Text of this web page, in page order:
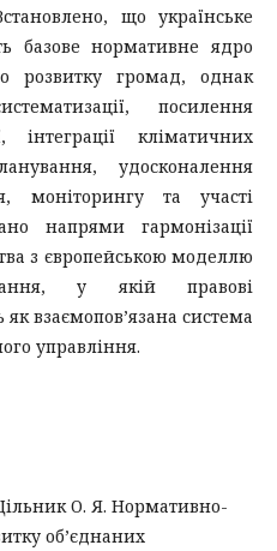
що українське
базове нормативне ядро
розвитку громад, однак
посилення
інтеграції кліматичних
удосконалення
моніторингу та участі
напрями гармонізації
з європейською моделлю
у якій правові
взаємопов’язана система
управління.
О. Я. Нормативно-
об’єднаних